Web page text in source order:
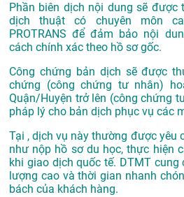
Phần biên dịch nội dung sẽ
dịch thuật có chuyên môn
PROTRANSđể đảm bảo nội
cách chính xác theo hồ sơ gốc.
Công chứng bản dịch sẽ được
chứng (công chứng tư nhân)
Quận/Huyện trở lên (công chứng
pháp lý cho bản dịch phục vụ các
Tại , dịch vụ này thường được yêu
như nộp hồ sơ du học, thực hiện
khi giao dịch quốc tế. DTMT
lượng cao và thời gian nhanh
bách của khách hàng.